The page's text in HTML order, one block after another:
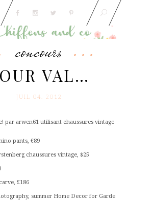
concours
VAL…
JUIL 04. 2012
par arwen61 utilisant chaussures vintage
pants, €89
chaussures vintage, $25
£186
summer Home Decor for Gardeners, red